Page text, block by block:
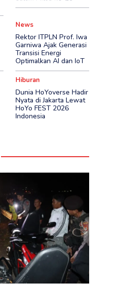
News
Rektor ITPLN Prof. Iwa
Garniwa Ajak Generasi
Transisi Energi
Optimalkan AI dan IoT
Hiburan
Dunia HoYoverse Hadir
Nyata di Jakarta Lewat
HoYo FEST 2026
Indonesia